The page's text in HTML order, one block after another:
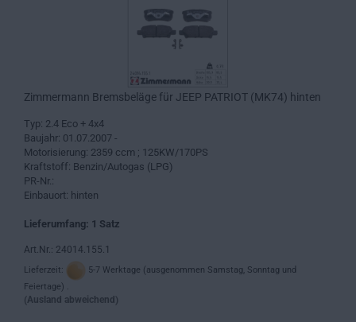
Zimmermann Bremsbeläge für JEEP PATRIOT (MK74) hinten
Typ: 2.4 Eco + 4x4
Baujahr: 01.07.2007 -
Motorisierung: 2359 ccm ; 125KW/170PS
Kraftstoff: Benzin/Autogas (LPG)
PR-Nr.:
Einbauort: hinten
Lieferumfang: 1 Satz
Art.Nr.: 24014.155.1
Lieferzeit:
5-7 Werktage (ausgenommen Samstag, Sonntag und
Feiertage) .
(Ausland abweichend)